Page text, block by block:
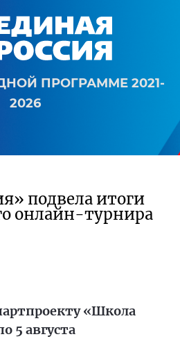
ПРОГРАММЕ 2021-
2026
подвела итоги
онлайн-турнира
«Школа
5 августа